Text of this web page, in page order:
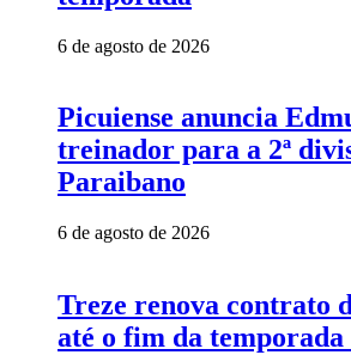
6 de agosto de 2026
Picuiense anuncia
treinador para a 2ª
Paraibano
6 de agosto de 2026
Treze renova contrato
até o fim da temporada